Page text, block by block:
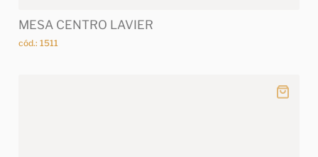
MESA CENTRO LAVIER
cód.: 1511